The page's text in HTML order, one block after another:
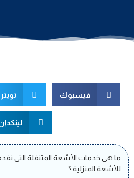
فيسبوك تويتر
ما هى خدمات الأشعة المتنقلة التى
للأشعة المنزلية ؟